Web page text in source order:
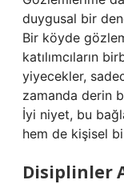
duygusal bir
Bir köyde
katılımcıların
yiyecekler,
zamanda derin
İyi niyet, bu
hem de kişisel
Disiplinler